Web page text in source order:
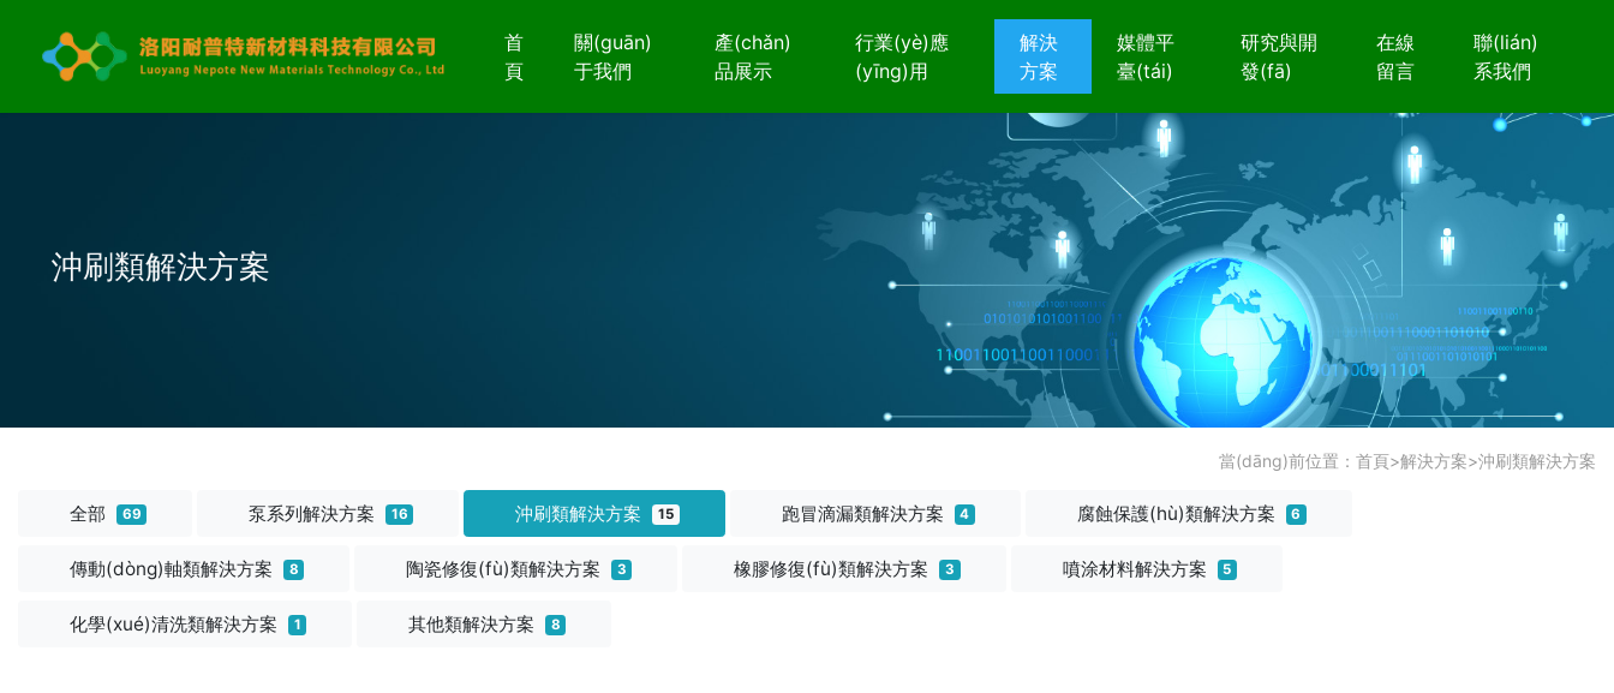
首
頁
關(guān)
于我們
產(chǎn)
品展示
行業(yè)應
(yīng)用
解決
方案
媒體平
臺(tái)
研究與開
發(fā)
在線
留言
聯(lián)
系我們
沖刷類解決方案
當(dāng)前位置： 首頁>解決方案>沖刷類解決方案
全部 69 泵系列解決方案 16 沖刷類解決方案 15 跑冒滴漏類解決方案 4 腐蝕保護(hù)類解決方案 6
傳動(dòng)軸類解決方案 8 陶瓷修復(fù)類解決方案 3 橡膠修復(fù)類解決方案 3 噴涂材料解決方案 5
化學(xué)清洗類解決方案 1 其他類解決方案 8